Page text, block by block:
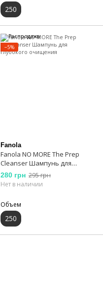
250
−5%
Fanola
Fanola NO MORE The Prep
Cleanser Шампунь для
глубокого очищения
280 грн 295 грн
Нет в наличии
Объем
250